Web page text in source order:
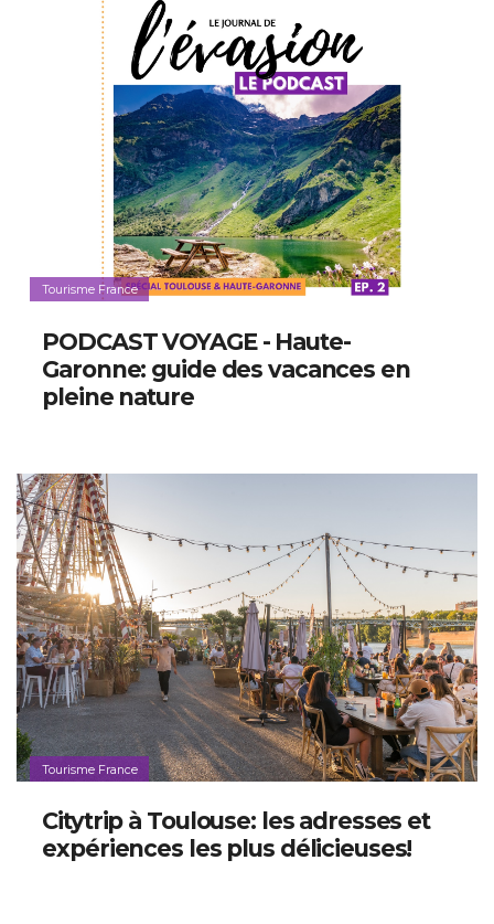
Tourisme France
PODCAST VOYAGE - Haute-
Garonne: guide des vacances en
pleine nature
Tourisme France
Citytrip à Toulouse: les adresses et
expériences les plus délicieuses!